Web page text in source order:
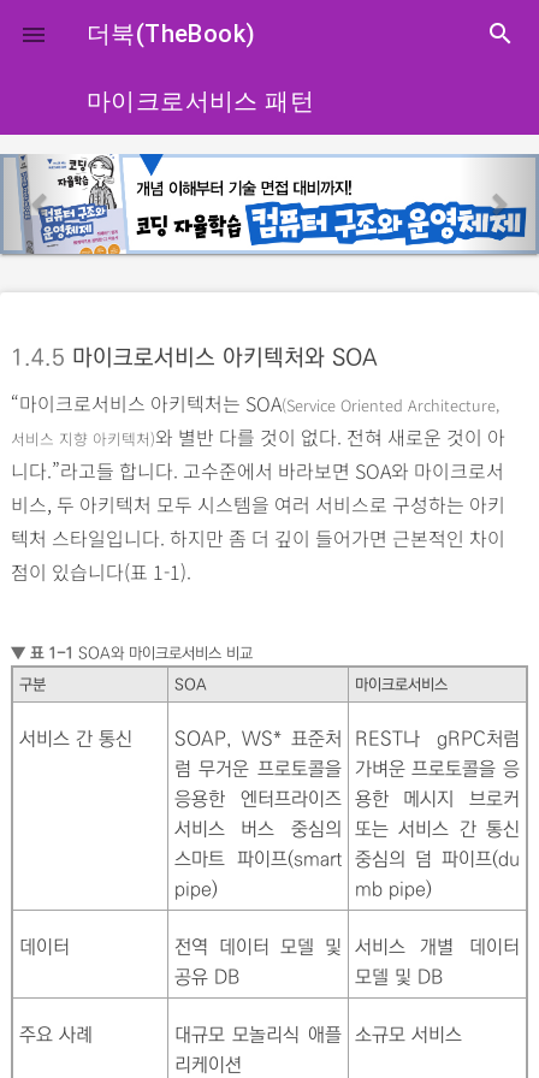
close
 더북(TheBook) search
마이크로서비스 패턴
p
r
e
u
s
e
x
1.4.5 마이크로서비스 아키텍처와 SOA
“마이크로서비스 아키텍처는 SOA(Service Oriented Architecture,
서비스 지향 아키텍처)와 별반 다를 것이 없다. 전혀 새로운 것이 아
니다.”라고들 합니다. 고수준에서 바라보면 SOA와 마이크로서
비스, 두 아키텍처 모두 시스템을 여러 서비스로 구성하는 아키
텍처 스타일입니다. 하지만 좀 더 깊이 들어가면 근본적인 차이
점이 있습니다(표 1-1).
▼ 표 1-1 SOA와 마이크로서비스 비교
구분
SOA 마이크로서비스
서비스 간 통신
SOAP, WS* 표준처
럼 무거운 프로토콜을
응용한 엔터프라이즈
서비스 버스 중심의
스마트 파이프(smart
pipe)
REST나 gRPC처럼
가벼운 프로토콜을 응
용한 메시지 브로커
또는 서비스 간 통신
중심의 덤 파이프(du
mb pipe)
데이터
전역 데이터 모델 및
공유 DB
서비스 개별 데이터
모델 및 DB
주요 사례
대규모 모놀리식 애플
리케이션
소규모 서비스